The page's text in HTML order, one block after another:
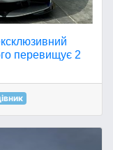
перевищує 2